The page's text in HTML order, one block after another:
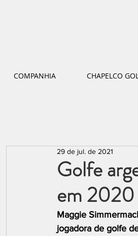
COMPANHIA CHAPELCO
Golfe
em 2020
29 de jul. de 2021
Maggie
jogadora de golfe